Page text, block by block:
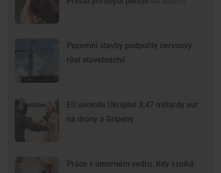
Pozemní stavby podpořily červnový
růst stavebnictví
EU uvolnila Ukrajině 3,47 miliardy eur
na drony a Gripeny
Práce v úmorném vedru. Kdy vzniká